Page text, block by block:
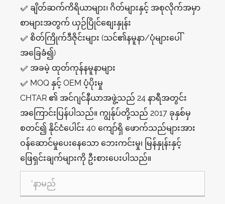
✅ ချိတ်ဆက်ကိရိယာများ၊ ဂိတ်များနှင့် အစုလိုက်အမှာ
စာများအတွက် ယှဉ်ပြိုင်စျေးနှုန်း
✅ စိတ်ကြိုက်ဒီဇိုင်းများ (သင်၏နမူနာ/ပုံများပေါ်
အခြေခံ၍)
✅ အခမဲ့ ထုတ်ကုန်နမူနာများ
✅ MOQ နှင့် OEM ပံ့ပိုးမှု
CHTAR ၏ အင်ဂျင်နီယာအဖွဲ့သည် 24 နာရီအတွင်း
အကြောင်းပြန်ပါသည်။ ကျွန်ုပ်တို့သည် 2017 ခုနှစ်မှ
စတင်၍ နိုင်ငံပေါင်း 40 ကျော်ရှိ ဖောက်သည်များအား
ဝန်ဆောင်မှုပေးနေသော ဘေးကင်းမှု၊ မြန်နှုန်းနှင့်
ဖြေရှင်းချက်များကို ဦးစားပေးပါသည်။